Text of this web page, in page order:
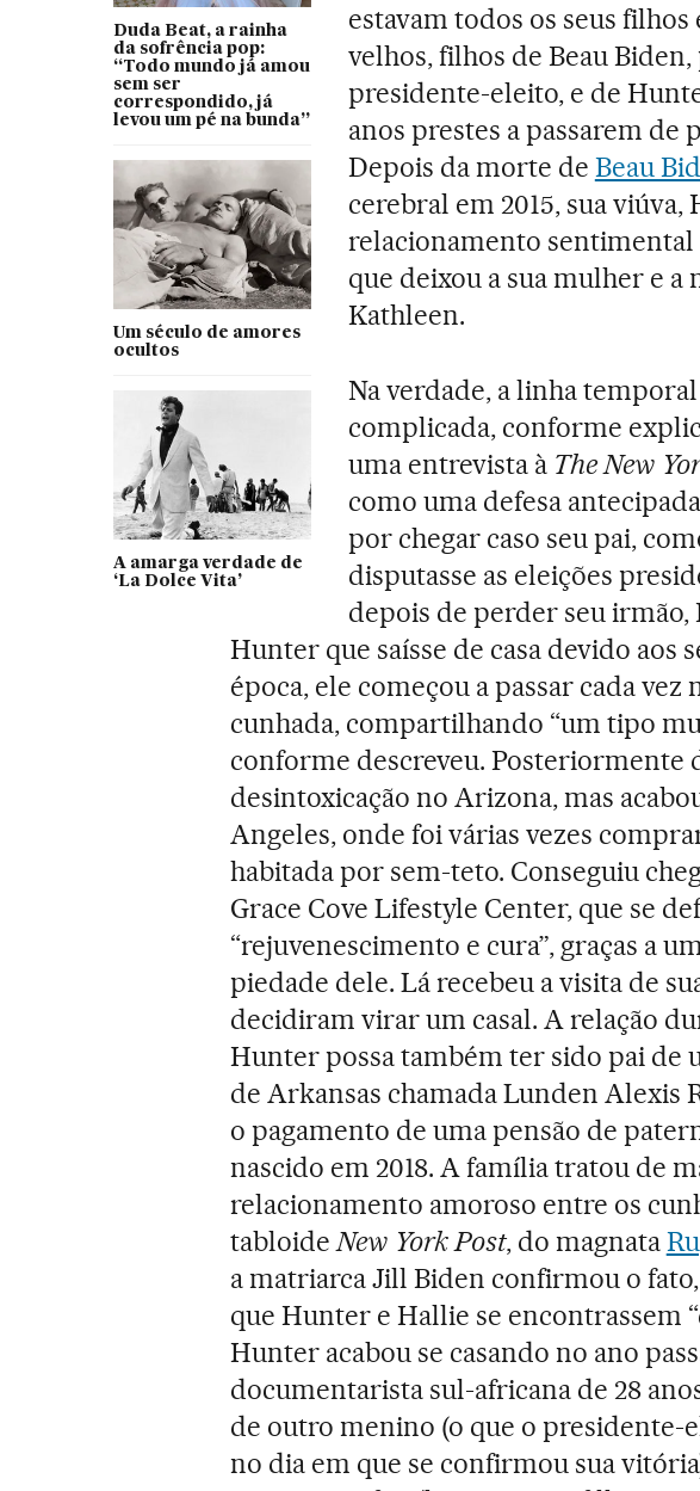
Duda Beat, a rainha
da sofrência pop:
“Todo mundo já amou
sem ser
correspondido, já
levou um pé na bunda”
Um século de amores
ocultos
A amarga verdade de
‘La Dolce Vita’
estavam todos os seus filhos
velhos, filhos de Beau
presidente-eleito, e de
anos prestes a passarem de
Depois da morte de Beau
cerebral em 2015, sua
relacionamento
que deixou a sua mulher e a
Kathleen.
Na verdade, a linha
complicada, conforme
uma entrevista à The New
como uma defesa
por chegar caso seu pai,
disputasse as eleições
depois de perder seu
Hunter que saísse de casa devido aos
época, ele começou a passar cada vez
cunhada, compartilhando “um tipo
conforme descreveu. Posteriormente
desintoxicação no Arizona, mas
Angeles, onde foi várias vezes
habitada por sem-teto. Conseguiu
Grace Cove Lifestyle Center, que se
“rejuvenescimento e cura”, graças a
piedade dele. Lá recebeu a visita de
decidiram virar um casal. A relação
Hunter possa também ter sido pai de
de Arkansas chamada Lunden Alexis
o pagamento de uma pensão de
nascido em 2018. A família tratou de
relacionamento amoroso entre os
tabloideNew York Post, do magnata
a matriarca Jill Biden confirmou o
que Hunter e Hallie se encontrassem
Hunter acabou se casando no ano
documentarista sul-africana de 28
de outro menino (o que o presidente-
no dia em que se confirmou sua